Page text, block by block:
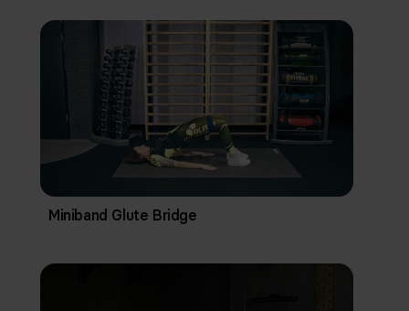
Miniband Glute Bridge